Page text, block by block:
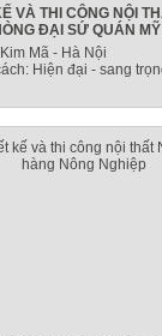
VÀ THI CÔNG NỘI
ĐẠI SỨ QUÁN MỸ
Mã - Hà Nội
Hiện đại - sang